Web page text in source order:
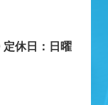
休日：日曜